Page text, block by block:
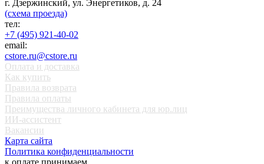
г. Дзержинский, ул. Энергетиков, д. 24
(схема проезда)
тел:
+7 (495) 921-40-02
email:
cstore.ru@cstore.ru
Оплата и доставка
Как купить
Правила возврата
Правила оплаты
Преимущества личного кабинета для юр.лиц
ИИ-ассистент
Вакансии
Карта сайта
Политика конфиденциальности
к оплате принимаем